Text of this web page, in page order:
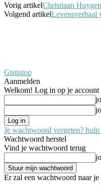
Vorig artikelChristiaan
Volgend artikelLevensverhaal
Gtstistop
Aanmelden
Welkom! Log in op je account
Je wachtwoord vergeten?
Wachtwoord herstel
Vind je wachtwoord terug
Er zal een wachtwoord naar